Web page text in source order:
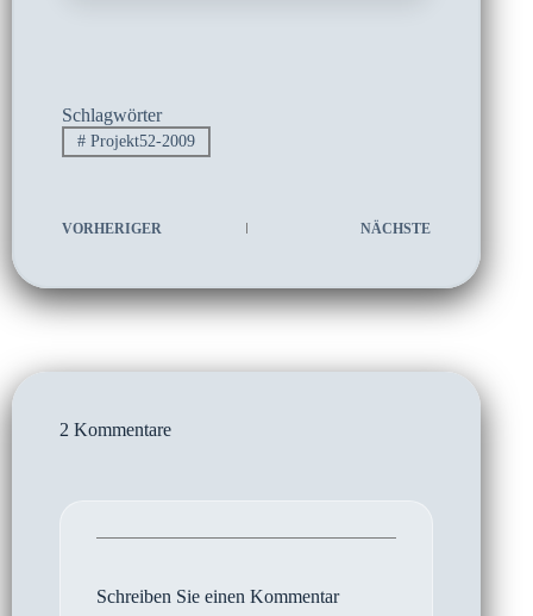
Schlagwörter
#Projekt52-2009
VORHERIGER NÄCHSTE
2 Kommentare
Schreiben Sie einen Kommentar